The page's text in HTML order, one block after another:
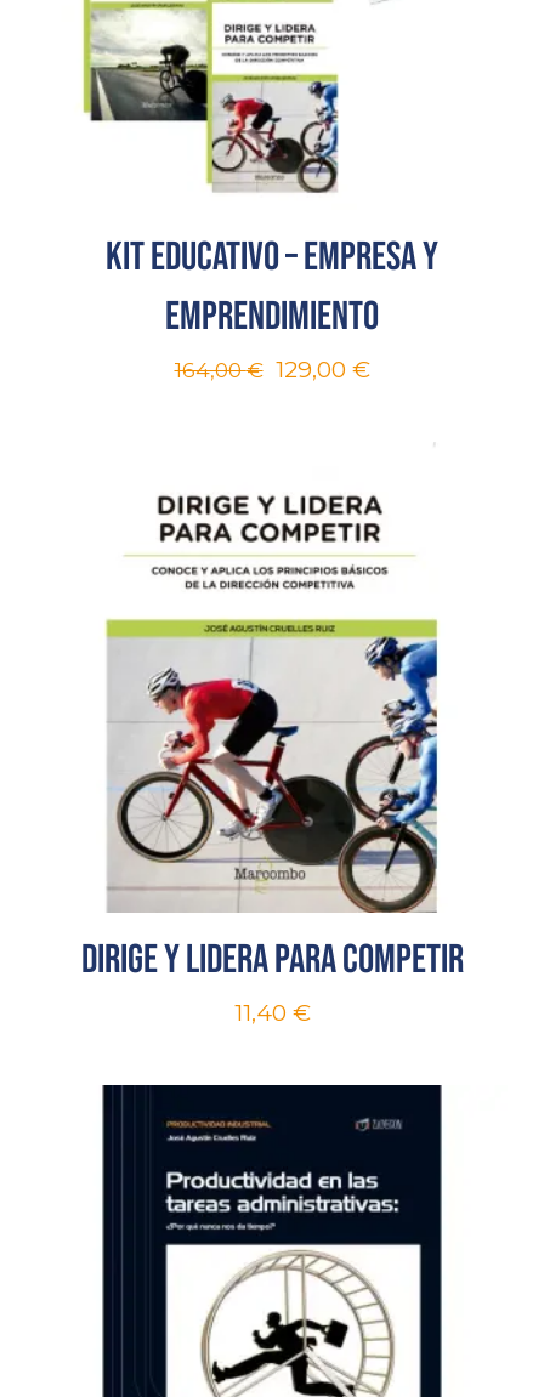
Kit educativo – Empresa y
emprendimiento
164,00€ 129,00 €
Dirige y lidera para competir
11,40 €